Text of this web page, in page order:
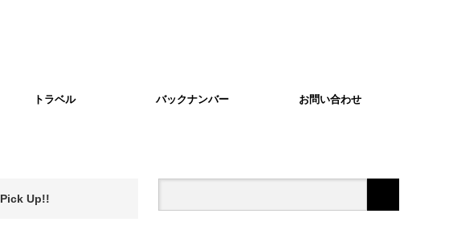
トラベル バックナンバー お問い合わせ
Pick Up!!